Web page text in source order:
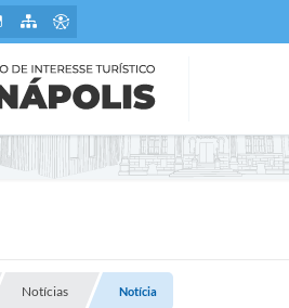
Notícias Notícia